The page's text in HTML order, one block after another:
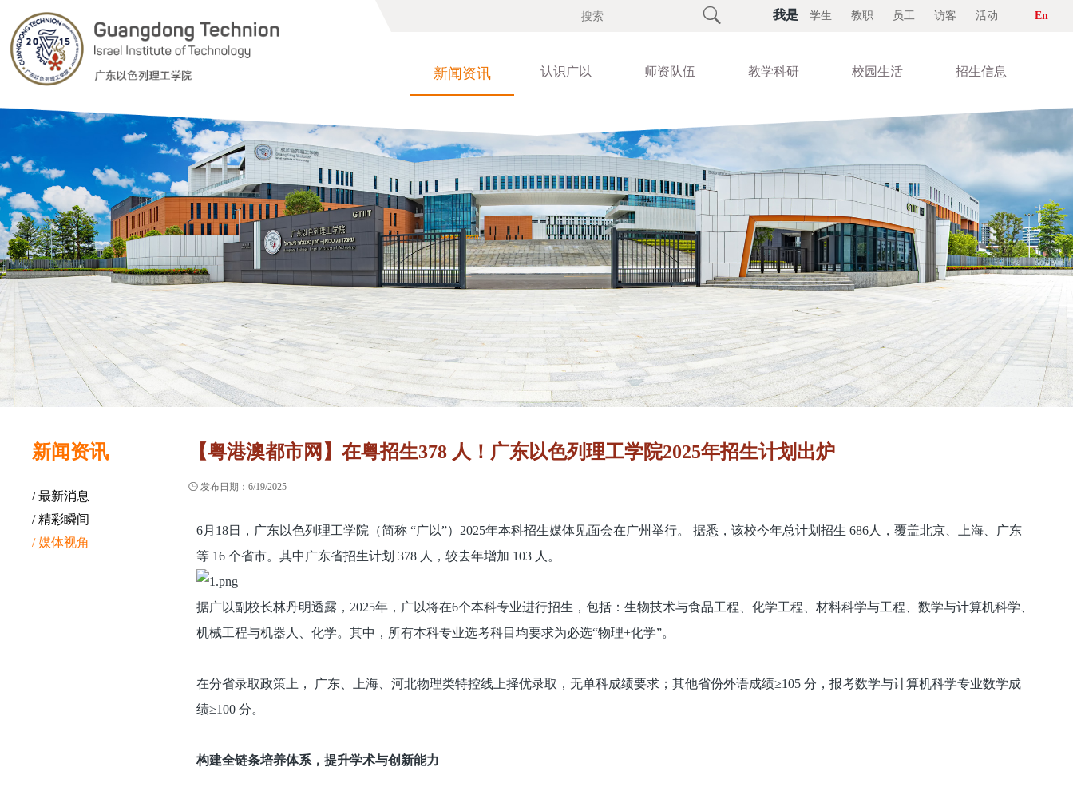
我是 学生 教职 员工 访客 活动 En

新闻资讯 认识广以 师资队伍 教学科研 校园生活 招生信息
新闻资讯
/ 最新消息
/ 精彩瞬间
/ 媒体视角
【粤港澳都市网】在粤招生378 人！广东以色列理工学院2025年招生计划出炉
发布日期：6/19/2025
6月18日，广东以色列理工学院（简称 “广以”）2025年本科招生媒体见面会在广州举行。 据悉，该校今年总计划招生 686人，覆盖北京、上海、广东
等 16 个省市。其中广东省招生计划 378 人，较去年增加 103 人。
据广以副校长林丹明透露，2025年，广以将在6个本科专业进行招生，包括：生物技术与食品工程、化学工程、材料科学与工程、数学与计算机科学、
机械工程与机器人、化学。其中，所有本科专业选考科目均要求为必选“物理+化学”。
在分省录取政策上， 广东、上海、河北物理类特控线上择优录取，无单科成绩要求；其他省份外语成绩≥105 分，报考数学与计算机科学专业数学成
绩≥100 分。
构建全链条培养体系，提升学术与创新能力